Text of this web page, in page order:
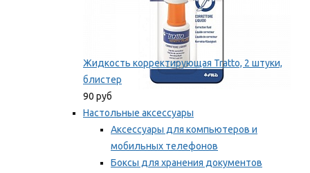
Жидкость корректирующая Tratto, 2 штуки,
блистер
90 руб
Настольные аксессуары
Аксессуары для компьютеров и
мобильных телефонов
Боксы для хранения документов